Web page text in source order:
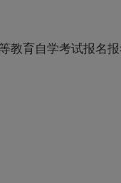
教育自学考试报名